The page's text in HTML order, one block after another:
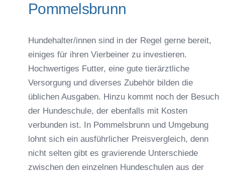
Pommelsbrunn
Hundehalter/innen sind in der Regel gerne bereit,
einiges für ihren Vierbeiner zu investieren.
Hochwertiges Futter, eine gute tierärztliche
Versorgung und diverses Zubehör bilden die
üblichen Ausgaben. Hinzu kommt noch der Besuch
der Hundeschule, der ebenfalls mit Kosten
verbunden ist. In Pommelsbrunn und Umgebung
lohnt sich ein ausführlicher Preisvergleich, denn
nicht selten gibt es gravierende Unterschiede
zwischen den einzelnen Hundeschulen aus der